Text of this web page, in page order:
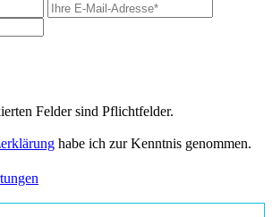
Felder sind Pflichtfelder.
habe ich zur Kenntnis genommen.